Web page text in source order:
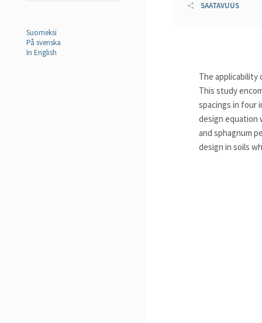
Suomeksi
På svenska
In English
SAATAVUUS
The applicability
This study
spacings in four
design equation
and sphagnum
design in soils